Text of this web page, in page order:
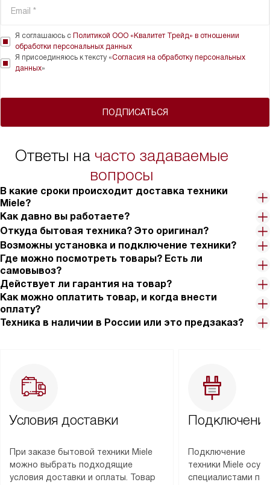
ПОДПИСАТЬСЯ
Я соглашаюсь с Политикой ООО «Квалитет Трейд» в отношении
обработки персональных данных
Я присоединяюсь к тексту «Согласия на обработку персональных
данных»
Ответы на часто задаваемые
вопросы
В какие сроки происходит доставка техники
Miele?
Как давно вы работаете?
Откуда бытовая техника? Это оригинал?
Возможны установка и подключение техники?
Где можно посмотреть товары? Есть ли
самовывоз?
Действует ли гарантия на товар?
Как можно оплатить товар, и когда внести
оплату?
Техника в наличии в России или это предзаказ?
Условия доставки
При заказе бытовой техники Miele
можно выбрать подходящие
условия доставки и оплаты. Товар
Подключение
техники Miele
специалистами